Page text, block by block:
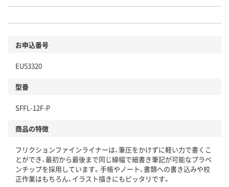
お申込番号
EU53320
型番
SFFL-12F-P
商品の特徴
フリクションファインライナーは、筆圧をかけずに軽い力で書くこ
とができ、最初から最後まで同じ線幅で細書き筆記が可能なプラペ
ンチップを採用しています。手帳やノート、書類への書き込みや校
正作業はもちろん、イラスト描きにもピッタリです。